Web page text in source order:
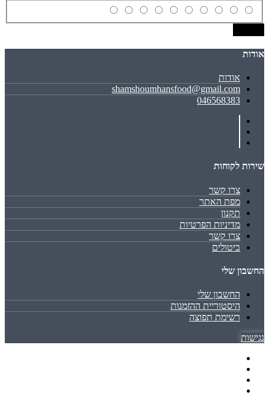
אודות
אודות
shamshoumhansfood@gmail.com
046568383
שירות לקוחות
צרו קשר
מפת האתר
תקנון
מדיניות הפרטיות
צרו קשר
ביטולים
החשבון שלי
החשבון שלי
היסטוריית ההזמנות
רשימת תפוצה
נגישות